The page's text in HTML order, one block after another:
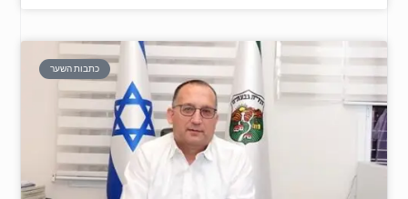
כתבות השער